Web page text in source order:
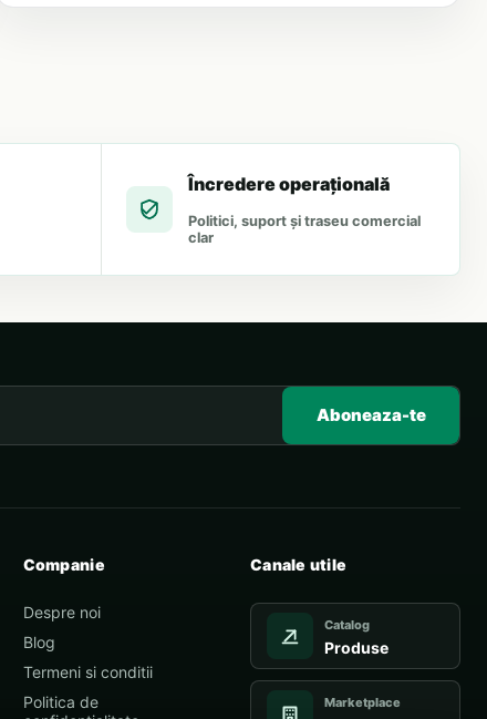
Încredere operațională
Politici, suport și traseu comercial
clar
Aboneaza-te
Companie
Despre noi
Blog
Termeni si conditii
Politica de
Canale utile
Catalog
Produse
Marketplace